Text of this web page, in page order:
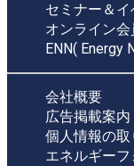
セミナー＆
オンライン会
ENN( Energy
会社概要
広告掲載案内
個人情報の
エネルギー